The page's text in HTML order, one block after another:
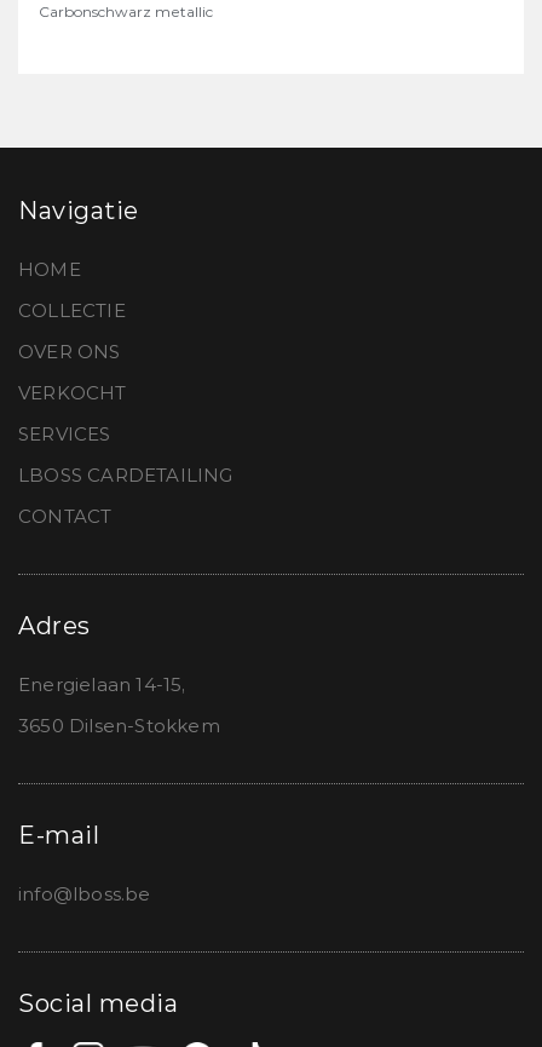
Carbonschwarz metallic
Navigatie
HOME
COLLECTIE
OVER ONS
VERKOCHT
SERVICES
LBOSS CARDETAILING
CONTACT
Adres
Energielaan 14-15,
3650 Dilsen-Stokkem
E-mail
info@lboss.be
Social media